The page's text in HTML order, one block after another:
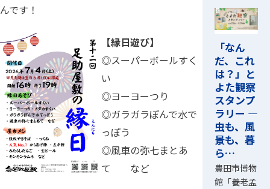
んです！
【縁日遊び】
◎スーパーボールすく
い
◎ヨーヨーつり
◎ガラガラぽんで水で
っぽう
◎風車の弥七まとあ
て など
「なん
だ、これ
は？」と
よた観察
スタンプ
ラリー ―
虫も、風
景も、暮
ら…
豊田市博物
館「養老孟